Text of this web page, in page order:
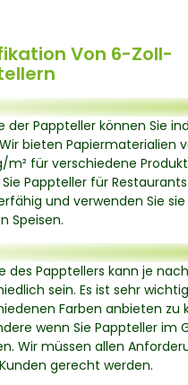
Von 6-Zoll-
der Pappteller können Sie
bieten Papiermaterialien
m² für verschiedene
Pappteller für
und verwenden Sie
Speisen.
des Papptellers kann je
sein. Es ist sehr
Farben anbieten zu
wenn Sie Pappteller im
Wir müssen allen
gerecht werden.